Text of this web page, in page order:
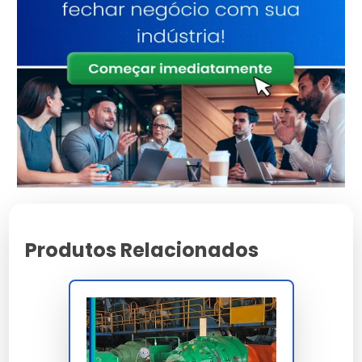
Atributo Detalhes
Componentes
Ligas metálicas
tratadas contra
corrosão
Eficiência
Otimizado para baixo
consumo e alto
ganho
Origem
Produto com garantia
de procedência e
suporte
Economia gerada pela alta vida útil do componente
Redução comprovada de manutenções não
programadas no sistema.
Produtos Relacionados